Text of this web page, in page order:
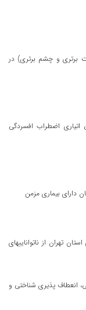
برتری و چشم برتری) در
اتیاری اضطراب افسردگی
تهران از ناتواناییهای
انعطاف پذیری شناختی و